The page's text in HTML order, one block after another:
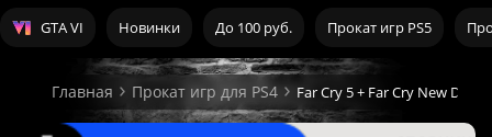
GTA VI Новинки До 100 руб. Прокат игр PS5
Главная Прокат игр для PS4 Far Cry 5 + Far Cry New